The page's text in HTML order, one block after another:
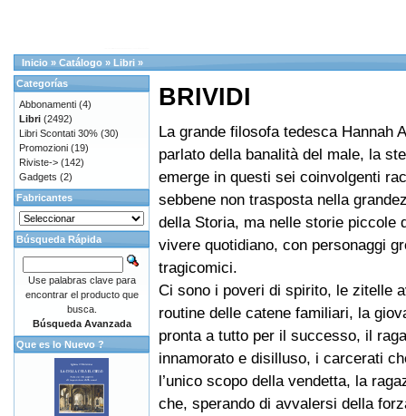
Inicio » Catálogo » Libri »
BRIVIDI
La grande filosofa tedesca Hannah
parlato della banalità del male, la
emerge in questi sei coinvolgenti
sebbene non trasposta nella
della Storia, ma nelle storie piccole
vivere quotidiano, con personaggi
tragicomici.
Ci sono i poveri di spirito, le zitelle
routine delle catene familiari, la
pronta a tutto per il successo, il
innamorato e disilluso, i carcerati
l’unico scopo della vendetta, la
che, sperando di avvalersi della
Categorías
Abbonamenti (4)
Libri (2492)
Libri Scontati 30% (30)
Promozioni (19)
Riviste-> (142)
Gadgets (2)
Fabricantes
Búsqueda Rápida
Use palabras clave para
encontrar el producto que
busca.
Búsqueda Avanzada
Que es lo Nuevo ?